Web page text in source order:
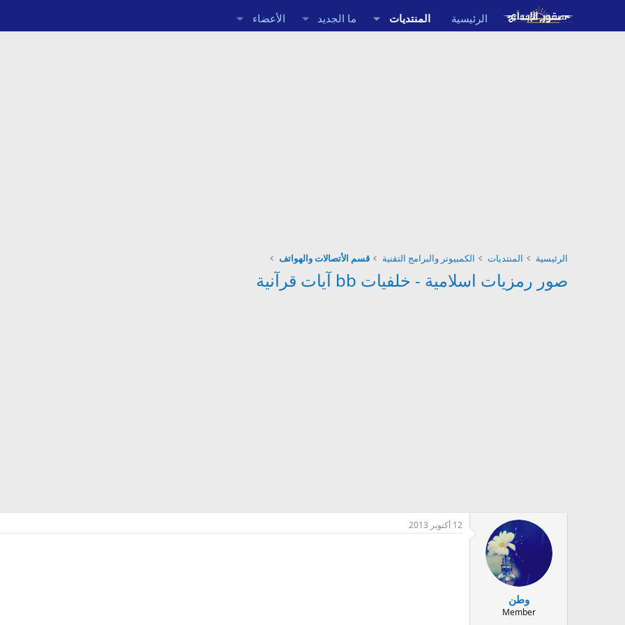
الرئيسية المنتديات ما الجديد الأعضاء
الرئيسية المنتديات الكمبيوتر والبرامج التقنية قسم الأتصالات والهواتف
صور رمزيات اسلامية - خلفيات bb آيات قرآنية
وطن
Member
12 أكتوبر 2013